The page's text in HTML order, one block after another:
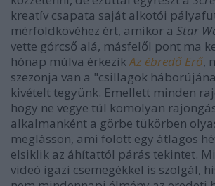
kreatív csapata saját alkotói
mérföldkövéhez ért, amikor a Star
vette górcső alá, másfelől pont ma
hónap múlva érkezikAz ébredő Erő,
szezonja van a "csillagok
kivételt tegyünk. Emellett minden
hogy ne vegye túl komolyan
alkalmanként a görbe tükörben
meglásson, ami fölött egy átlagos
elsiklik az áhítattól párás tekintet.
videó igazi csemegékkel is szolgál,